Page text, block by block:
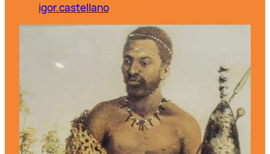
igor.castellano